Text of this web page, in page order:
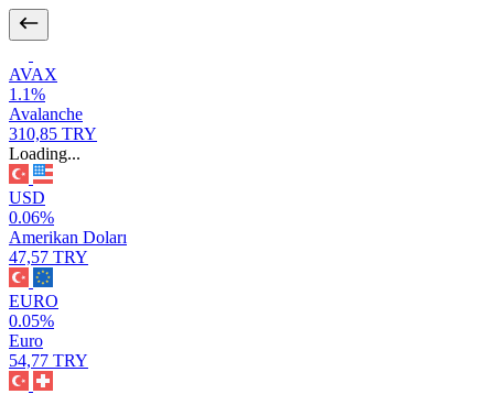
AVAX
1.1%
Avalanche
310,85 TRY
Loading...
USD
0.06%
Amerikan Doları
47,57 TRY
EURO
0.05%
Euro
54,77 TRY